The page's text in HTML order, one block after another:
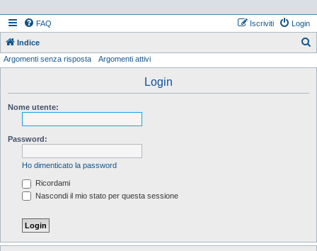
FAQ Login
Iscriviti
Indice
Argomenti senza risposta Argomenti attivi
Login
Nome utente:
Password:
Ho dimenticato la password
Ricordami
Nascondi il mio stato per questa sessione